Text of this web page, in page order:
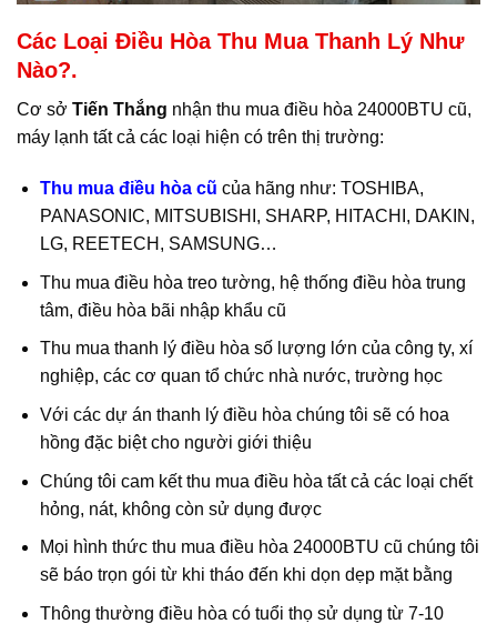
Các Loại Điều Hòa Thu Mua Thanh Lý Như
Nào?.
Cơ sở Tiến Thắng nhận thu mua điều hòa 24000BTU cũ,
máy lạnh tất cả các loại hiện có trên thị trường:
Thu mua điều hòa cũ của hãng như: TOSHIBA,
PANASONIC, MITSUBISHI, SHARP, HITACHI, DAKIN,
LG, REETECH, SAMSUNG…
Thu mua điều hòa treo tường, hệ thống điều hòa trung
tâm, điều hòa bãi nhập khẩu cũ
Thu mua thanh lý điều hòa số lượng lớn của công ty, xí
nghiệp, các cơ quan tổ chức nhà nước, trường học
Với các dự án thanh lý điều hòa chúng tôi sẽ có hoa
hồng đặc biệt cho người giới thiệu
Chúng tôi cam kết thu mua điều hòa tất cả các loại chết
hỏng, nát, không còn sử dụng được
Mọi hình thức thu mua điều hòa 24000BTU cũ chúng tôi
sẽ báo trọn gói từ khi tháo đến khi dọn dẹp mặt bằng
Thông thường điều hòa có tuổi thọ sử dụng từ 7-10